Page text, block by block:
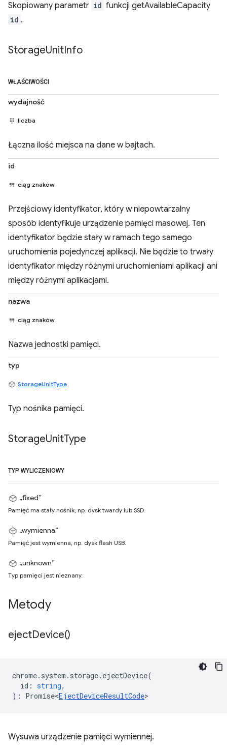
Skopiowany parametr id funkcji getAvailableCapacity
id .
StorageUnitInfo
WŁAŚCIWOŚCI
wydajność
liczba
Łączna ilość miejsca na dane w bajtach.
id
ciąg znaków
Przejściowy identyfikator, który w niepowtarzalny
sposób identyfikuje urządzenie pamięci masowej. Ten
identyfikator będzie stały w ramach tego samego
uruchomienia pojedynczej aplikacji. Nie będzie to trwały
identyfikator między różnymi uruchomieniami aplikacji ani
między różnymi aplikacjami.
nazwa
ciąg znaków
Nazwa jednostki pamięci.
typ
StorageUnitType
Typ nośnika pamięci.
StorageUnitType
TYP WYLICZENIOWY
„fixed”
Pamięć ma stały nośnik, np. dysk twardy lub SSD.
„wymienna”
Pamięć jest wymienna, np. dysk flash USB.
„unknown”
Typ pamięci jest nieznany.
Metody
ejectDevice()
chrome. system . storage. ejectDevice(
id : string,
) : Promise<EjectDeviceResultCode>
Wysuwa urządzenie pamięci wymiennej.